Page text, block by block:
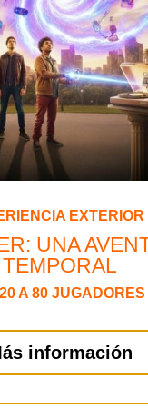
EXTERIOR
UNA
TEMPORAL
A 80 JUGADORES
información